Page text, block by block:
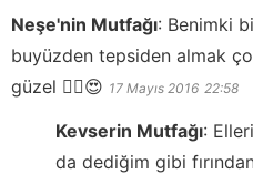
Neşe'nin Mutfağı: Benimki
buyüzden tepsiden almak
güzel ✌🏼️😍 17 Mayıs 2016 22:58
Kevserin Mutfağı:
da dediğim gibi fırından